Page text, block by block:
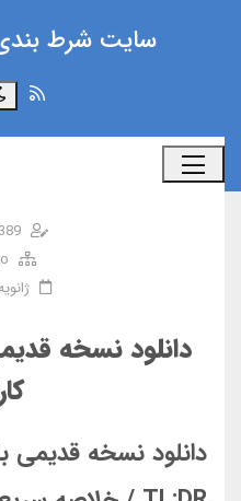
سایت شرط بندی
جستجو
ژانویه 31,
دانلود نسخه قدیمی بازی